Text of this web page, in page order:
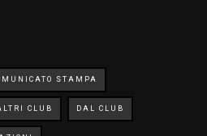
STAMPA
CLUB DAL CLUB